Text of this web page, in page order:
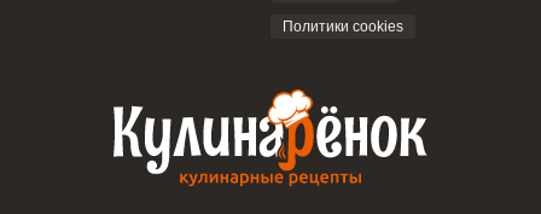
Политики cookies